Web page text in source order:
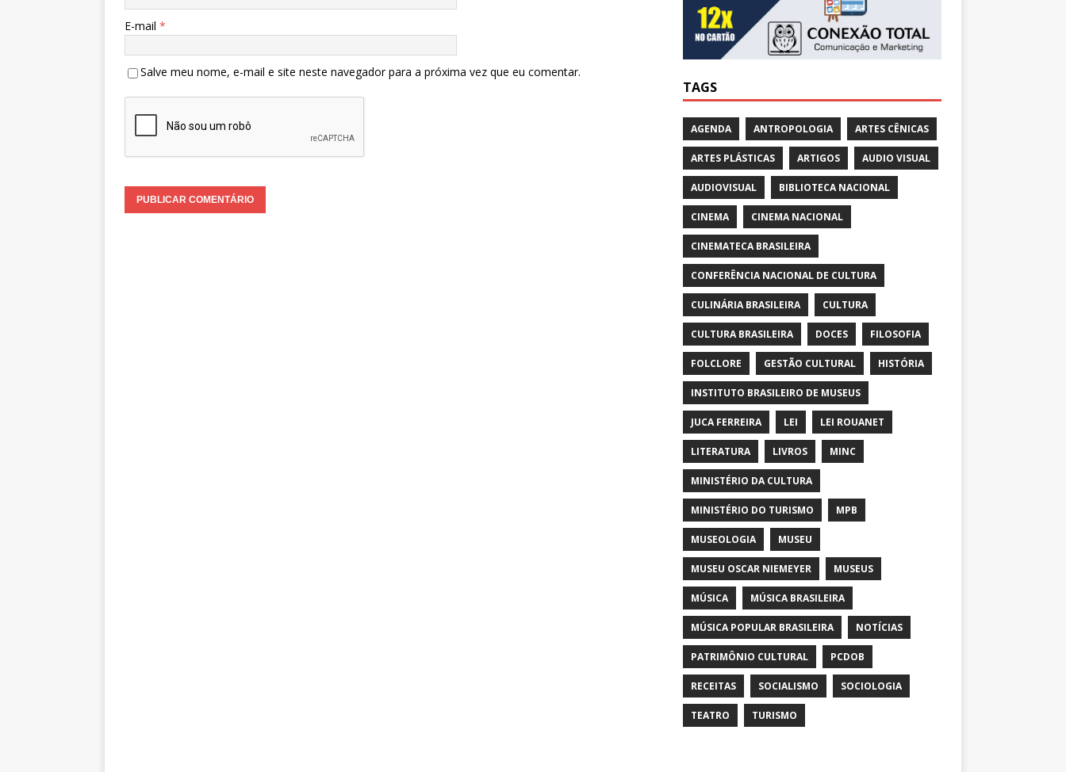
E-mail *
Salve meu nome, e-mail e site neste navegador para a próxima vez que eu comentar.
TAGS
AGENDA ANTROPOLOGIA ARTES CÊNICAS
ARTES PLÁSTICAS ARTIGOS AUDIO VISUAL
AUDIOVISUAL BIBLIOTECA NACIONAL
CINEMA CINEMA NACIONAL
CINEMATECA BRASILEIRA
CONFERÊNCIA NACIONAL DE CULTURA
CULINÁRIA BRASILEIRA CULTURA
CULTURA BRASILEIRA DOCES FILOSOFIA
FOLCLORE GESTÃO CULTURAL HISTÓRIA
INSTITUTO BRASILEIRO DE MUSEUS
JUCA FERREIRA LEI LEI ROUANET
LITERATURA LIVROS MINC
MINISTÉRIO DA CULTURA
MINISTÉRIO DO TURISMO MPB
MUSEOLOGIA MUSEU
MUSEU OSCAR NIEMEYER MUSEUS
MÚSICA MÚSICA BRASILEIRA
MÚSICA POPULAR BRASILEIRA NOTÍCIAS
PATRIMÔNIO CULTURAL PCDOB
RECEITAS SOCIALISMO SOCIOLOGIA
TEATRO TURISMO